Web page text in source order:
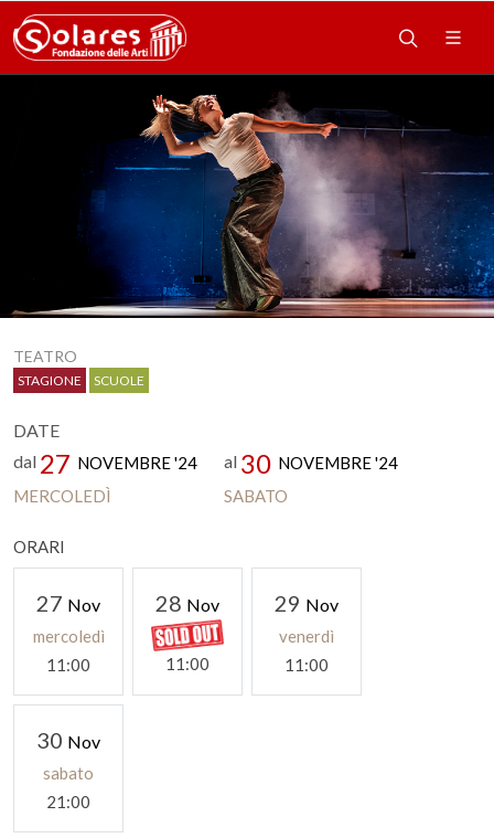
TEATRO
STAGIONE SCUOLE
DATE
dal 27 NOVEMBRE '24
MERCOLEDÌ
al 30 NOVEMBRE '24
SABATO
ORARI
27 Nov
mercoledì
11:00
28 Nov
11:00
29 Nov
venerdì
11:00
30 Nov
sabato
21:00